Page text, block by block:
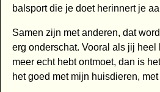
balsport die je doet herinnert je
Samen zijn met anderen, dat
erg onderschat. Vooral als jij heel
meer echt hebt ontmoet, dan is
het goed met mijn huisdieren,